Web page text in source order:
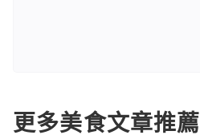
更多美食文章推薦